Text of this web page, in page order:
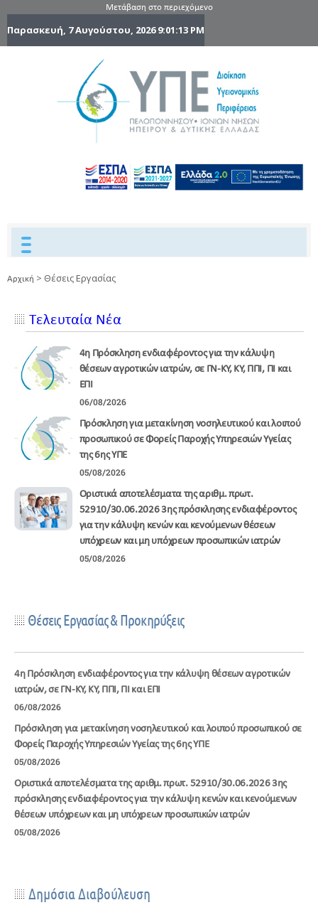
Μετάβαση στο περιεχόμενο
Παρασκευή, 7 Αυγούστου, 20269:01:15 PM
Ηπείρου
Δυτικής
Ελλάδας
Αρχική > Θέσεις Εργασίας
Τελευταία Νέα
4η Πρόσκληση ενδιαφέροντος για την κάλυψη
θέσεων αγροτικών ιατρών, σε ΓΝ-ΚΥ, ΚΥ, ΠΠΙ, ΠΙ και
ΕΠΙ
06/08/2026
Πρόσκληση για μετακίνηση νοσηλευτικού και λοιπού
προσωπικού σε Φορείς Παροχής Υπηρεσιών Υγείας
της 6ης ΥΠΕ
05/08/2026
Οριστικά αποτελέσματα της αριθμ. πρωτ.
52910/30.06.2026 3ης πρόσκλησης ενδιαφέροντος
για την κάλυψη κενών και κενούμενων θέσεων
υπόχρεων και μη υπόχρεων προσωπικών ιατρών
05/08/2026
Θέσεις Εργασίας & Προκηρύξεις
4η Πρόσκληση ενδιαφέροντος για την κάλυψη θέσεων αγροτικών
ιατρών, σε ΓΝ-ΚΥ, ΚΥ, ΠΠΙ, ΠΙ και ΕΠΙ
06/08/2026
Πρόσκληση για μετακίνηση νοσηλευτικού και λοιπού προσωπικού σε
Φορείς Παροχής Υπηρεσιών Υγείας της 6ης ΥΠΕ
05/08/2026
Οριστικά αποτελέσματα της αριθμ. πρωτ. 52910/30.06.2026 3ης
πρόσκλησης ενδιαφέροντος για την κάλυψη κενών και κενούμενων
θέσεων υπόχρεων και μη υπόχρεων προσωπικών ιατρών
05/08/2026
Δημόσια Διαβούλευση